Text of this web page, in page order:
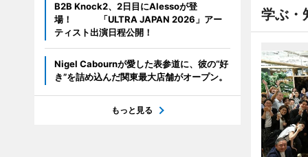
学ぶ・
B2B Knock2、2日目にAlessoが登
場！ 「ULTRA JAPAN 2026」アー
ティスト出演日程公開！
Nigel Cabournが愛した表参道に、彼の“好
き”を詰め込んだ関東最大店舗がオープン。
もっと見る